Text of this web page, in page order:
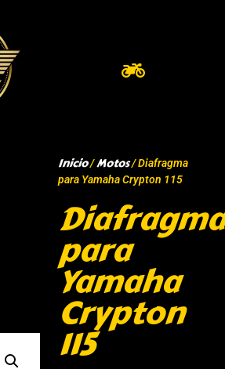
Inicio/Motos/ Diafragma
para Yamaha Crypton 115
Diafragma
para
Yamaha
Crypton
115